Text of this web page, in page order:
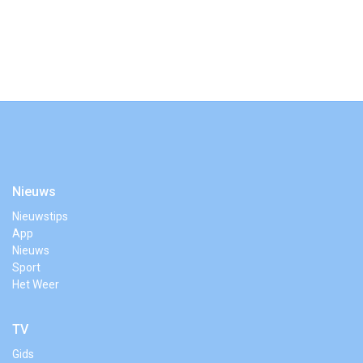
Nieuws
Nieuwstips
App
Nieuws
Sport
Het Weer
TV
Gids